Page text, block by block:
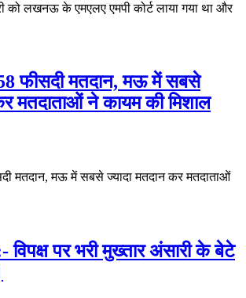
को लखनऊ के एमएलए एमपी कोर्ट लाया गया था और
फीसदी मतदान, मऊ में सबसे
मतदाताओं ने कायम की मिशाल
मतदान, मऊ में सबसे ज्यादा मतदान कर मतदाताओं
विपक्ष पर भरी मुख्तार अंसारी के बेटे